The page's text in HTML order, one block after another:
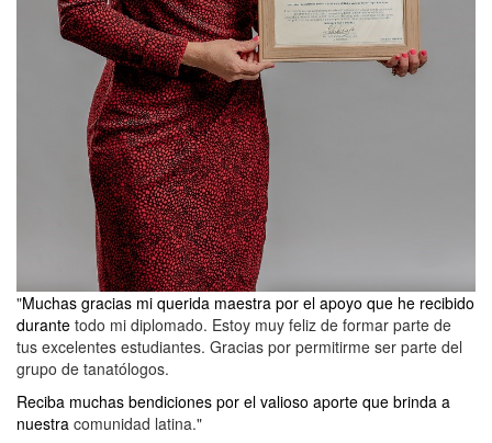
"Muchas gracias mi querida maestra por el apoyo que he recibido
durante todo mi diplomado. Estoy muy feliz de formar parte de
tus excelentes estudiantes. Gracias por permitirme ser parte del
grupo de tanatólogos.
Reciba muchas bendiciones por el valioso aporte que brinda a
nuestra comunidad latina."